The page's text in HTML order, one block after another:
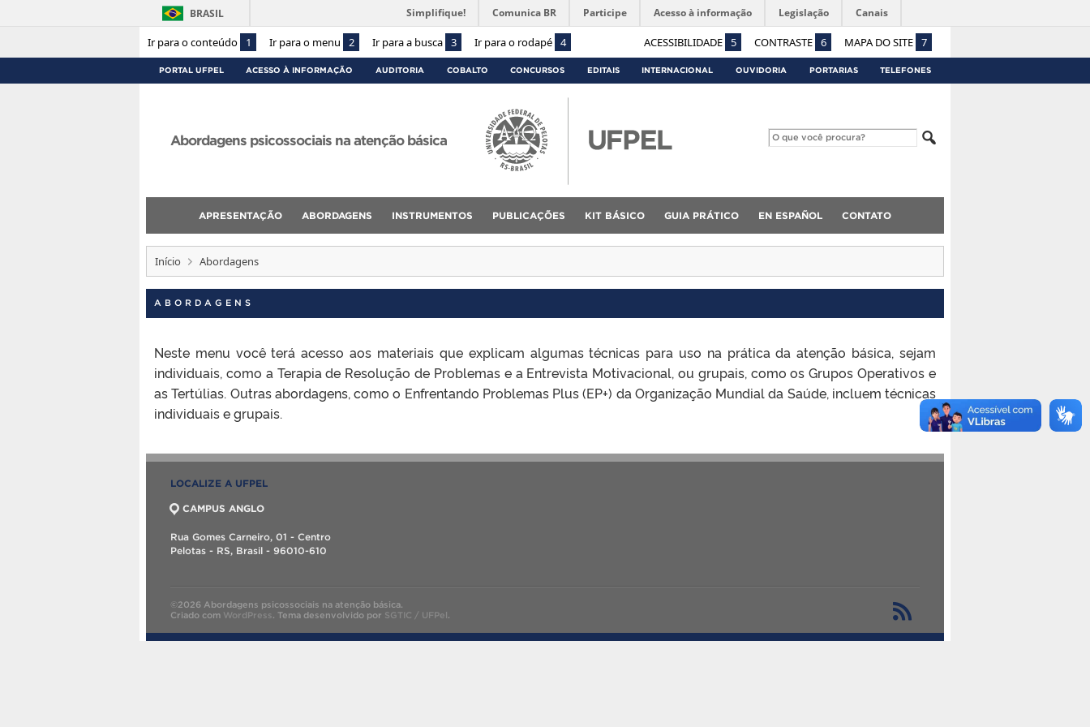
Ir para o conteúdo 1 Ir para o menu 2 Ir para a busca 3 Ir para o rodapé 4 ACESSIBILIDADE 5 CONTRASTE 6 MAPA DO SITE 7
BRASIL Simplifique! Comunica BR Participe Acesso à informação Legislação Canais
PORTAL UFPEL ACESSO À INFORMAÇÃO AUDITORIA COBALTO CONCURSOS EDITAIS INTERNACIONAL OUVIDORIA PORTARIAS TELEFONES
Abordagens psicossociais na atenção básica
APRESENTAÇÃO ABORDAGENS INSTRUMENTOS PUBLICAÇÕES KIT BÁSICO GUIA PRÁTICO EN ESPAÑOL CONTATO
Início Abordagens
ABORDAGENS
Neste menu você terá acesso aos materiais que explicam algumas técnicas para uso na prática da atenção básica, sejam
individuais, como a Terapia de Resolução de Problemas e a Entrevista Motivacional, ou grupais, como os Grupos Operativos e
as Tertúlias. Outras abordagens, como o Enfrentando Problemas Plus (EP+) da Organização Mundial da Saúde, incluem técnicas
individuais e grupais.
LOCALIZE A UFPEL
CAMPUS ANGLO
Rua Gomes Carneiro, 01 - Centro
Pelotas - RS, Brasil - 96010-610
©2026 Abordagens psicossociais na atenção básica.
Criado com WordPress. Tema desenvolvido por SGTIC / UFPel.